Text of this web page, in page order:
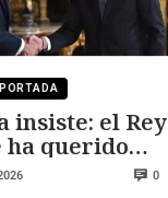
insiste: el Rey
ha querido
y Melilla0